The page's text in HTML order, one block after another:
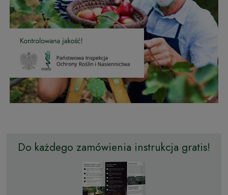
Do każdego zamówienia instrukcja gratis!